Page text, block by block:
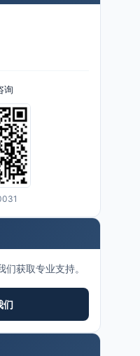
询
获取专业支持。
们